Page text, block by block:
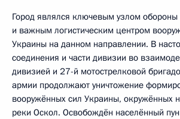
Город являлся ключевым узлом обороны
и важным логистическим центром
Украины на данном направлении. В
соединения и части дивизии во
дивизией и 27-й мотострелковой
армии продолжают уничтожение
вооружённых сил Украины, окружённых
реки Оскол. Освобождён населённый